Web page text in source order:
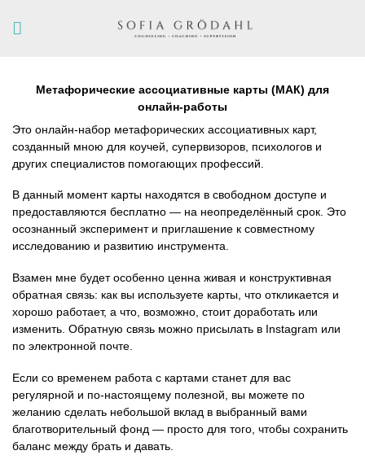
Метафорические ассоциативные карты (МАК) для
онлайн-работы
Это онлайн-набор метафорических ассоциативных карт,
созданный мною для коучей, супервизоров, психологов и
других специалистов помогающих профессий.
В данный момент карты находятся в свободном доступе и
предоставляются бесплатно — на неопределённый срок. Это
осознанный эксперимент и приглашение к совместному
исследованию и развитию инструмента.
Взамен мне будет особенно ценна живая и конструктивная
обратная связь: как вы используете карты, что откликается и
хорошо работает, а что, возможно, стоит доработать или
изменить. Обратную связь можно присылать в Instagram или
по электронной почте.
Если со временем работа с картами станет для вас
регулярной и по-настоящему полезной, вы можете по
желанию сделать небольшой вклад в выбранный вами
благотворительный фонд — просто для того, чтобы сохранить
баланс между брать и давать.